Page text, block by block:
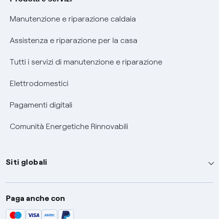
Informativa RAEE
Manutenzione e riparazione caldaia
Assistenza e riparazione per la casa
Tutti i servizi di manutenzione e riparazione
Elettrodomestici
Pagamenti digitali
Comunità Energetiche Rinnovabili
Siti globali
Enel Group
Enel Green Power
Paga anche con